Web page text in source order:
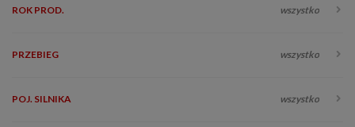
ROK PROD. wszystko
PRZEBIEG wszystko
POJ. SILNIKA wszystko